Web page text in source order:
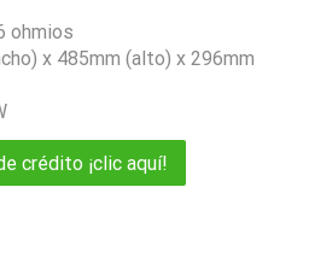
ohmios
x 485mm (alto) x 296mm
crédito ¡clic aquí!